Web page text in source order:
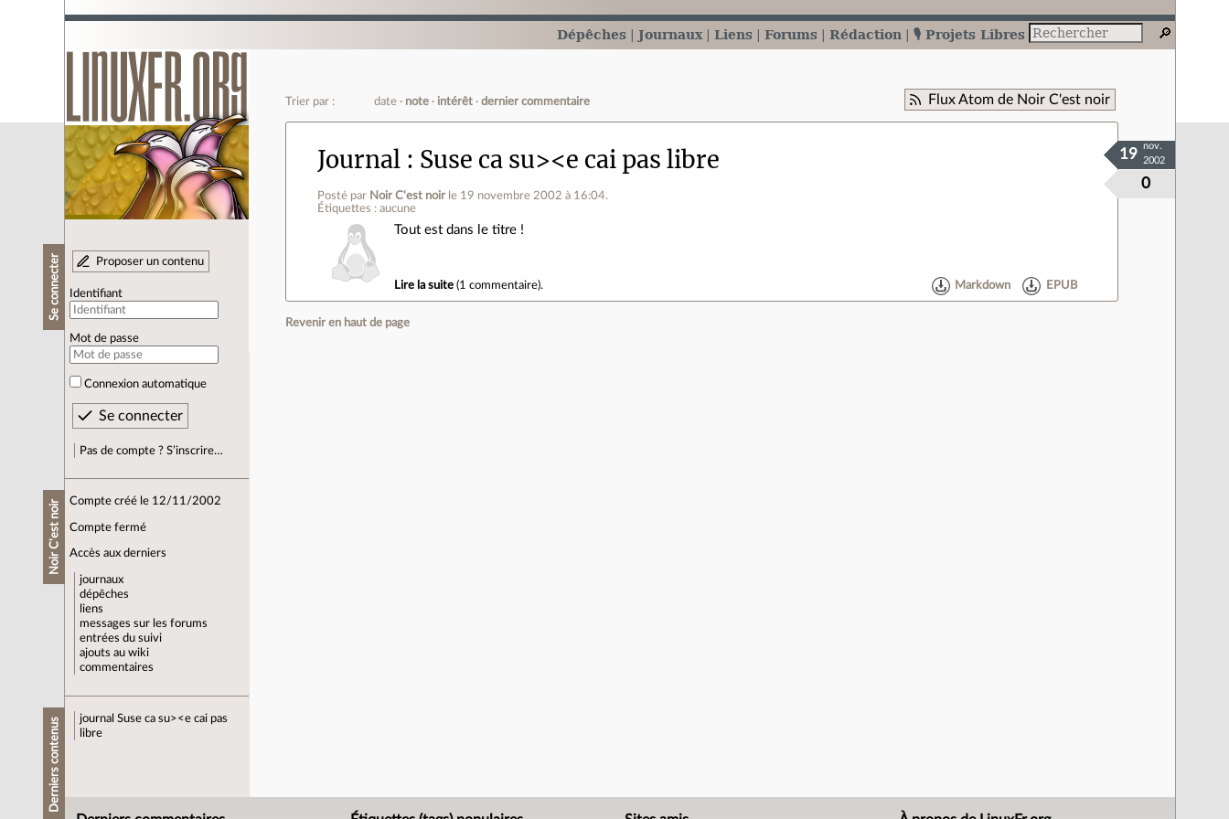
Dépêches Journaux Liens Forums Rédaction 🎙️ Projets Libres
Se connecter Proposer un contenu
Identifiant
Mot de passe
Connexion automatique
Pas de compte ? S’inscrire…
Noir C'est noir Compte créé le 12/11/2002
Compte fermé
Accès aux derniers
journaux
dépêches
liens
messages sur les forums
entrées du suivi
ajouts au wiki
commentaires
Derniers contenus journal Suse ca su><e cai pas
libre
Flux Atom de Noir C'est noir
Trier par : date note intérêt dernier commentaire
Journal Suse ca su><e cai pas libre
Posté par Noir C'est noir le 19 novembre 2002 à 16:04.
Étiquettes : aucune
0
19
nov.
2002
Tout est dans le titre !
Lire la suite (1 commentaire). Markdown EPUB
Revenir en haut de page